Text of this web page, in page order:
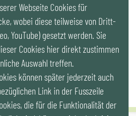
Webseite Cookies für
wobei diese teilweise von Dritt-
YouTube) gesetzt werden. Sie
Cookies hier direkt zustimmen
Auswahl treffen.
können später jederzeit auch
Link in der Fusszeile
die für die Funktionalität der